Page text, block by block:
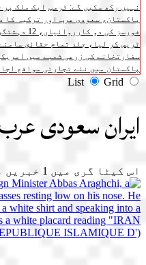
نہیں رکھ سکیں گے: ٹرمپ ایک ملک
پاکستان، سعودی عرب اور ترکیہ کا
فورسز کی دو کارروائیاں، 12 دہشتگرد ہلاک، ٹھکانہ بھی تباہ
ٹریس کر لیا، جلد تمام حقائق
سفارتخانے کی زرعی شعبے میں
پاکستان میں نئے تجارتی مواقع
List Grid
ایران سعودی
اس کیٹا گری میں 1 خبریں